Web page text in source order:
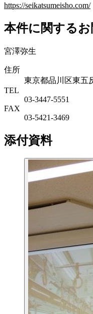
https://seikatsumeisho.com/
本件に関する
宮澤弥生
住所
東京都品川区東五
TEL
03-3447-5551
FAX
03-5421-3469
添付資料